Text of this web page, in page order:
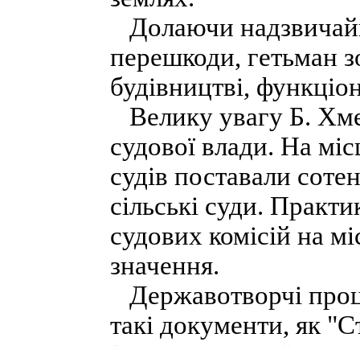
Долаючи
перешкоди, гетьман
будівництві,
Велику увагу Б.
судової влади. На
судів поставали
сільські суди.
судових комісій на
значення.
Державотворчі
такі документи, як